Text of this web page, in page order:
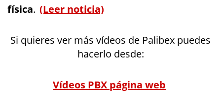
física. (Leer noticia)
Si quieres ver más vídeos de Palibex puedes
hacerlo desde:
Vídeos PBX página web